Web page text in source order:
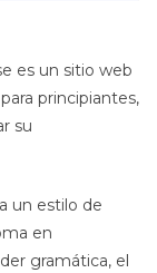
es un sitio web
principiantes,
su
un estilo de
en
gramática, el